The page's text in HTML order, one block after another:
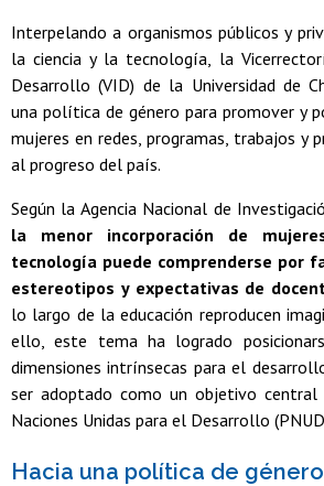
Interpelando a organismos públicos y
la ciencia y la tecnología, la
Desarrollo (VID) de la Universidad de
una política de género para promover y
mujeres en redes, programas, trabajos y
al progreso del país.
Según la Agencia Nacional de
la menor incorporación de
tecnología puede comprenderse por
estereotipos y expectativas de
lo largo de la educación reproducen
ello, este tema ha logrado
dimensiones intrínsecas para el
ser adoptado como un objetivo central
Naciones Unidas para el Desarrollo
Hacia una política de género